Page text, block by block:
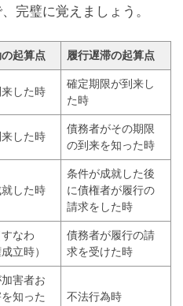
完璧に覚えましょう。
起算点 履行遅滞の起算点
した時
確定期限が到来し
た時
した時
債務者がその期限
の到来を知った時
した時
条件が成就した後
に債権者が履行の
請求をした時
なわ
立時）
債務者が履行の請
求を受けた時
害者お
知った
不法行為時